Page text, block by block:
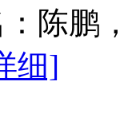
陈鹏
细]